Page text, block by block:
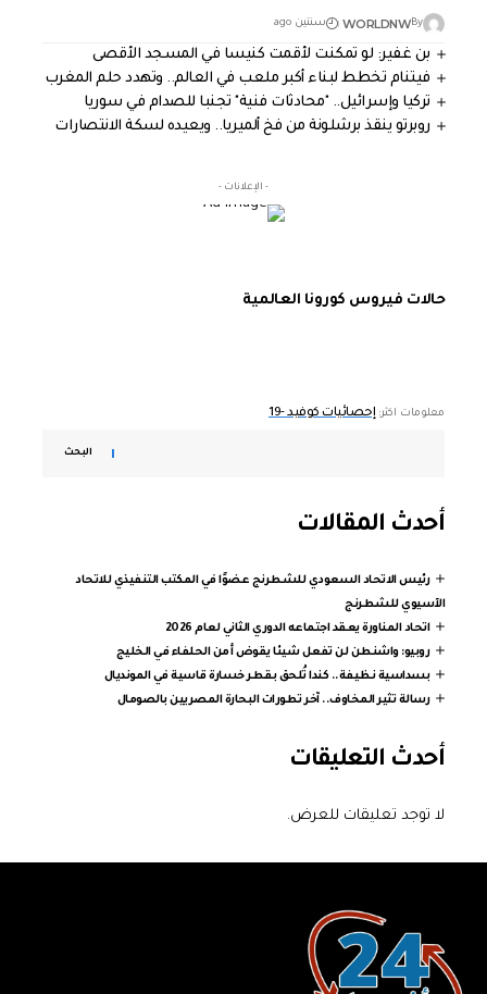
By
WORLDNW سنتين ago
بن غفير: لو تمكنت لأقمت كنيسا في المسجد الأقصى
فيتنام تخطط لبناء أكبر ملعب في العالم.. وتهدد حلم المغرب
تركيا وإسرائيل.. "محادثات فنية" تجنبا للصدام في سوريا
روبرتو ينقذ برشلونة من فخ ألميريا.. ويعيده لسكة الانتصارات
- الإعلانات -
حالات فيروس كورونا العالمية
معلومات اكثر:إحصائيات كوفيد -19
البحث
أحدث المقالات
رئيس الاتحاد السعودي للشطرنج عضوًا في المكتب التنفيذي للاتحاد
الآسيوي للشطرنج
اتحاد المناورة يعقد اجتماعه الدوري الثاني لعام 2026
روبيو: واشنطن لن تفعل شيئا يقوض أمن الحلفاء في الخليج
بسداسية نظيفة.. كندا تُلحق بقطر خسارة قاسية في المونديال
رسالة تثير المخاوف.. آخر تطورات البحارة المصريين بالصومال
أحدث التعليقات
لا توجد تعليقات للعرض.